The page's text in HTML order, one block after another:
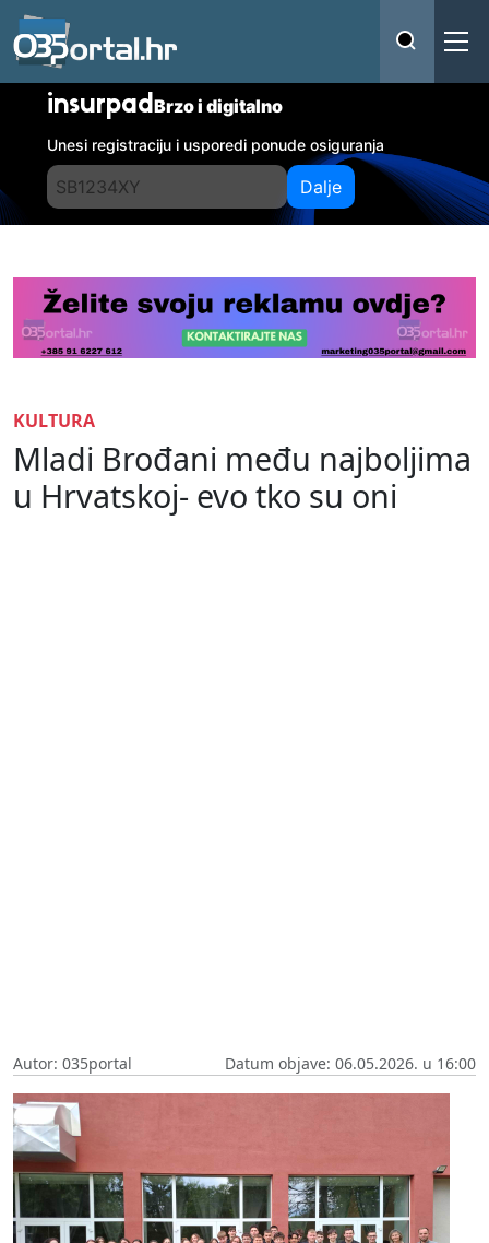
insurpadBrzo i digitalno
Unesi registraciju i usporedi ponude osiguranja
Dalje
KULTURA
Mladi Brođani među najboljima
u Hrvatskoj- evo tko su oni
Autor: 035portal Datum objave: 06.05.2026. u 16:00